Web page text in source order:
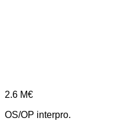
2.6 M€
OS/OP interpro.